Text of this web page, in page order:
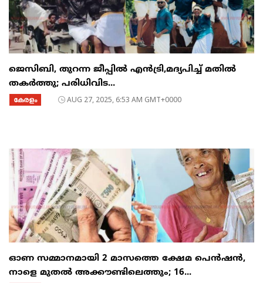
ജെസിബി, തുറന്ന ജീപ്പില്‍ എൻട്രി,മദ്യപിച്ച് മതിൽ
തകര്‍ത്തു; പരിധിവിട...
കേരളം AUG 27, 2025, 6:53 AM GMT+0000
ഓണ സമ്മാനമായി 2 മാസത്തെ ക്ഷേമ പെൻഷൻ,
നാളെ മുതൽ അക്കൗണ്ടിലെത്തും; 16...